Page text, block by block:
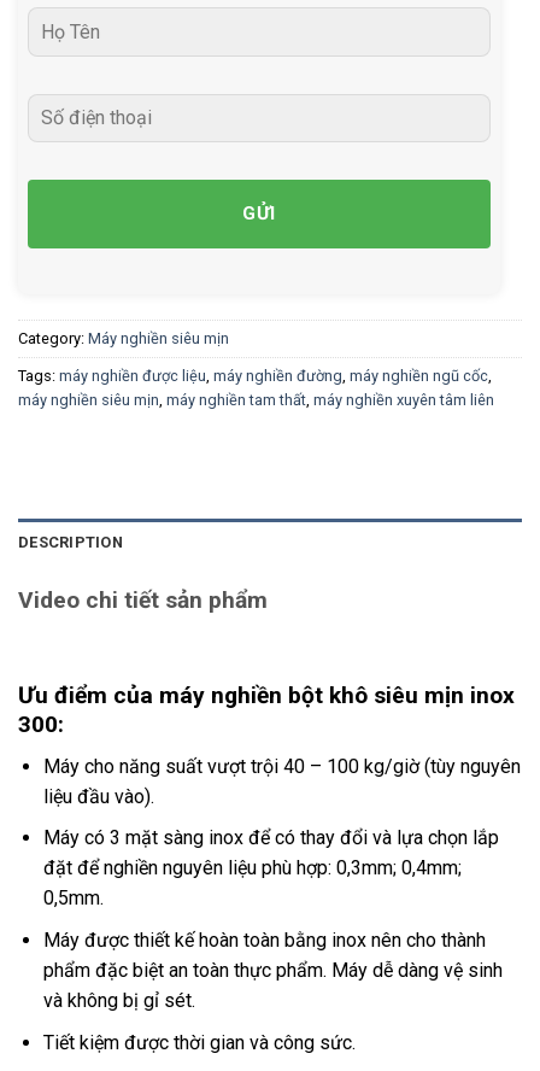
Category: Máy nghiền siêu mịn
Tags: máy nghiền được liệu máy nghiền đường máy nghiền ngũ cốc
máy nghiền siêu mịn máy nghiền tam thất máy nghiền xuyên tâm liên
DESCRIPTION
Video chi tiết sản phẩm
Ưu điểm của máy nghiền bột khô siêu mịn inox
300:
Máy cho năng suất vượt trội 40 – 100 kg/giờ (tùy nguyên
liệu đầu vào).
Máy có 3 mặt sàng inox để có thay đổi và lựa chọn lắp
đặt để nghiền nguyên liệu phù hợp: 0,3mm; 0,4mm;
0,5mm.
Máy được thiết kế hoàn toàn bằng inox nên cho thành
phẩm đặc biệt an toàn thực phẩm. Máy dễ dàng vệ sinh
và không bị gỉ sét.
Tiết kiệm được thời gian và công sức.